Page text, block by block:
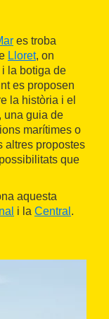
es troba
Lloret, on
la botiga de
es proposen
la història i el
una guia de
marítimes o
altres propostes
que
aquesta
i la Central .